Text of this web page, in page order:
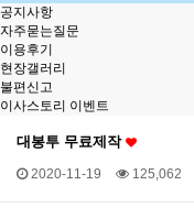
공지사항
자주묻는질문
이용후기
현장갤러리
불편신고
이사스토리 이벤트
대봉투 무료제작
2020-11-19 125,062